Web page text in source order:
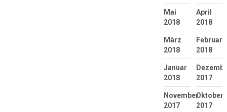
Mai
2018
April
2018
März
2018
Februar
2018
Januar
2018
2017
November
2017
Oktober
2017